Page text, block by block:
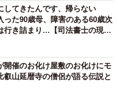
してきたんです、帰らない
た90歳母、障害のある60歳次
行き詰まり…【司法書士の現場
開催のお化け屋敷のお化けにモ
山延暦寺の僧侶が語る伝説と